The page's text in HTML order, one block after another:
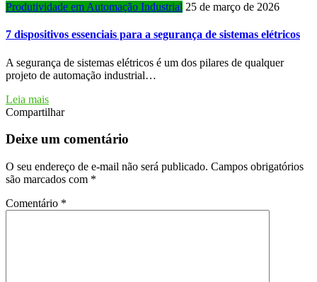
Produtividade em Automação Industrial 25 de março de 2026
7 dispositivos essenciais para a segurança de sistemas elétricos
A segurança de sistemas elétricos é um dos pilares de qualquer
projeto de automação industrial…
Leia mais
Compartilhar
Deixe um comentário
O seu endereço de e-mail não será publicado. Campos obrigatórios
são marcados com *
Comentário *